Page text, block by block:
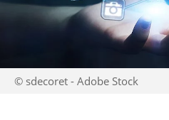
© sdecoret - Adobe Stock